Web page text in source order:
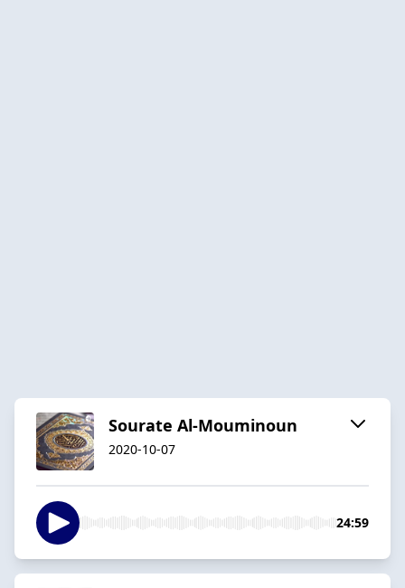
Sourate Al-Mouminoun
2020-10-07
24:59